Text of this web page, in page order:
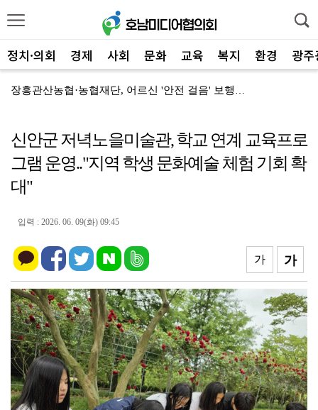
정치·의회 경제 사회 문화 교육 복지 환경 광
장흥관산농협·농협재단, 어르신 '안전 걸음' 보행보조기...
함평축협, 폭염 스트레스 완화제 무상지원
장흥군, '김현철 클래식 무(無)곡' 공연…웃음 감동 ...
영광군 보건소, '미래 공공보건' 신축 이전 확충
"시원하게!" 순천시, 제8회 조례호수공원 물총축제
장흥군, 세대 잇는 전통연희 '연희-판, 흥으로 잇는 ...
순천시, 2026년 하반기 '시민 자전거교실' 수강생 ...
광양문화도시센터 "매시러운 시민클럽" 8기 모집, 8월...
신안군 저녁노을미술관, 학교 연계 교육프로
그램 운영.."지역 학생 문화예술 체험 기회 확
대"
입력 : 2026. 06. 09(화) 09:45
가
가